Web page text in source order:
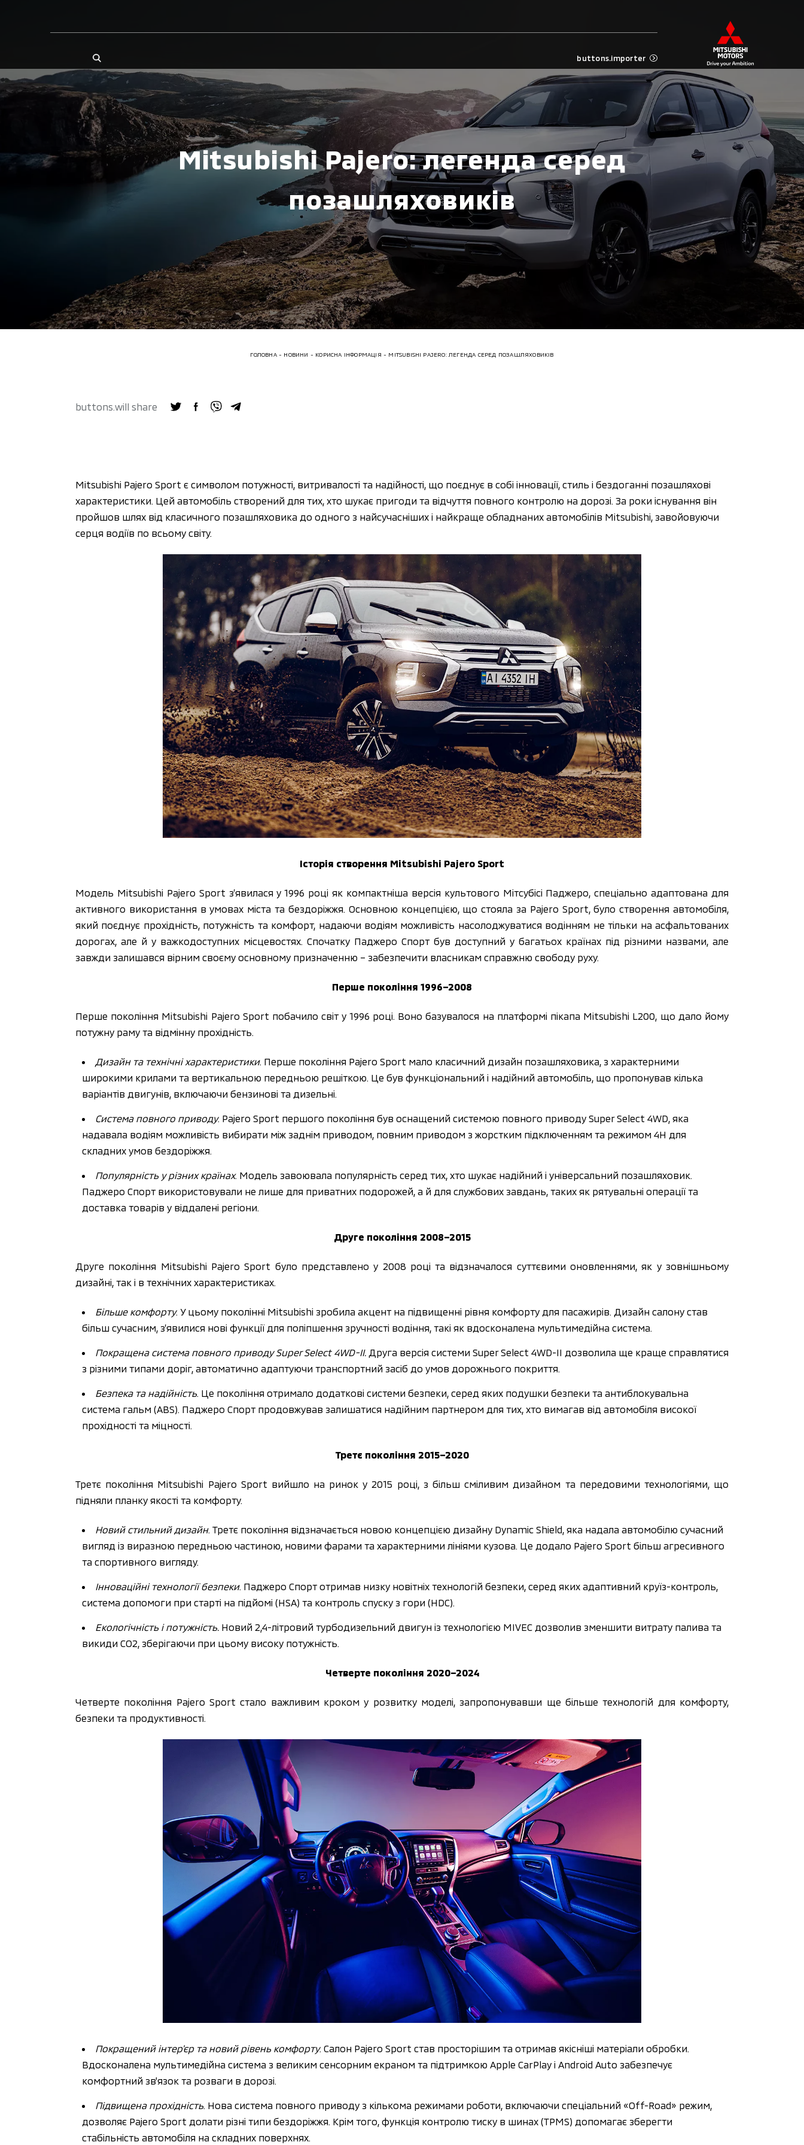
buttons.importer
Mitsubishi Pajero: легенда серед
позашляховиків
ГОЛОВНА НОВИНИ КОРИСНА ІНФОРМАЦІЯ MITSUBISHI PAJERO: ЛЕГЕНДА СЕРЕД ПОЗАШЛЯХОВИКІВ
buttons.will share
Mitsubishi Pajero Sport є символом потужності, витривалості та надійності, що поєднує в собі інновації, стиль і бездоганні позашляхові
характеристики. Цей автомобіль створений для тих, хто шукає пригоди та відчуття повного контролю на дорозі. За роки існування він
пройшов шлях від класичного позашляховика до одного з найсучасніших і найкраще обладнаних автомобілів Mitsubishi, завойовуючи
серця водіїв по всьому світу.
Історія створення Mitsubishi Pajero Sport
Модель Mitsubishi Pajero Sport з’явилася у 1996 році як компактніша версія культового Мітсубісі Паджеро, спеціально адаптована для
активного використання в умовах міста та бездоріжжя. Основною концепцією, що стояла за Pajero Sport, було створення автомобіля,
який поєднує прохідність, потужність та комфорт, надаючи водіям можливість насолоджуватися водінням не тільки на асфальтованих
дорогах, але й у важкодоступних місцевостях. Спочатку Паджеро Спорт був доступний у багатьох країнах під різними назвами, але
завжди залишався вірним своєму основному призначенню – забезпечити власникам справжню свободу руху.
Перше покоління 1996–2008
Перше покоління Mitsubishi Pajero Sport побачило світ у 1996 році. Воно базувалося на платформі пікапа Mitsubishi L200, що дало йому
потужну раму та відмінну прохідність.
Дизайн та технічні характеристики. Перше покоління Pajero Sport мало класичний дизайн позашляховика, з характерними
широкими крилами та вертикальною передньою решіткою. Це був функціональний і надійний автомобіль, що пропонував кілька
варіантів двигунів, включаючи бензинові та дизельні.
Система повного приводу. Pajero Sport першого покоління був оснащений системою повного приводу Super Select 4WD, яка
надавала водіям можливість вибирати між заднім приводом, повним приводом з жорстким підключенням та режимом 4H для
складних умов бездоріжжя.
Популярність у різних країнах. Модель завоювала популярність серед тих, хто шукає надійний і універсальний позашляховик.
Паджеро Спорт використовували не лише для приватних подорожей, а й для службових завдань, таких як рятувальні операції та
доставка товарів у віддалені регіони.
Друге покоління 2008–2015
Друге покоління Mitsubishi Pajero Sport було представлено у 2008 році та відзначалося суттєвими оновленнями, як у зовнішньому
дизайні, так і в технічних характеристиках.
Більше комфорту. У цьому поколінні Mitsubishi зробила акцент на підвищенні рівня комфорту для пасажирів. Дизайн салону став
більш сучасним, з’явилися нові функції для поліпшення зручності водіння, такі як вдосконалена мультимедійна система.
Покращена система повного приводу Super Select 4WD-II. Друга версія системи Super Select 4WD-II дозволила ще краще справлятися
з різними типами доріг, автоматично адаптуючи транспортний засіб до умов дорожнього покриття.
Безпека та надійність. Це покоління отримало додаткові системи безпеки, серед яких подушки безпеки та антиблокувальна
система гальм (ABS). Паджеро Спорт продовжував залишатися надійним партнером для тих, хто вимагав від автомобіля високої
прохідності та міцності.
Третє покоління 2015–2020
Третє покоління Mitsubishi Pajero Sport вийшло на ринок у 2015 році, з більш сміливим дизайном та передовими технологіями, що
підняли планку якості та комфорту.
Новий стильний дизайн. Третє покоління відзначається новою концепцією дизайну Dynamic Shield, яка надала автомобілю сучасний
вигляд із виразною передньою частиною, новими фарами та характерними лініями кузова. Це додало Pajero Sport більш агресивного
та спортивного вигляду.
Інноваційні технології безпеки. Паджеро Спорт отримав низку новітніх технологій безпеки, серед яких адаптивний круїз-контроль,
система допомоги при старті на підйомі (HSA) та контроль спуску з гори (HDC).
Екологічність і потужність. Новий 2,4-літровий турбодизельний двигун із технологією MIVEC дозволив зменшити витрату палива та
викиди СО2, зберігаючи при цьому високу потужність.
Четверте покоління 2020–2024
Четверте покоління Pajero Sport стало важливим кроком у розвитку моделі, запропонувавши ще більше технологій для комфорту,
безпеки та продуктивності.
Покращений інтер'єр та новий рівень комфорту. Салон Pajero Sport став просторішим та отримав якісніші матеріали обробки.
Вдосконалена мультимедійна система з великим сенсорним екраном та підтримкою Apple CarPlay і Android Auto забезпечує
комфортний зв'язок та розваги в дорозі.
Підвищена прохідність. Нова система повного приводу з кількома режимами роботи, включаючи спеціальний «Off-Road» режим,
дозволяє Pajero Sport долати різні типи бездоріжжя. Крім того, функція контролю тиску в шинах (TPMS) допомагає зберегти
стабільність автомобіля на складних поверхнях.